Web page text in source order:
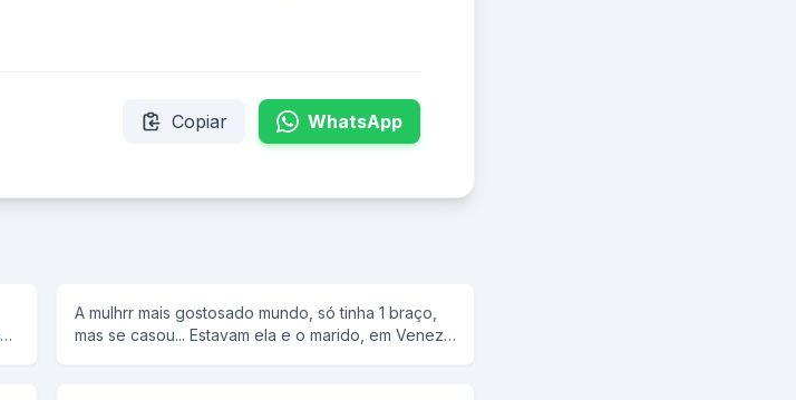
Copiar WhatsApp
A mulhrr mais gostosado mundo, só tinha 1 braço,
mas se casou... Estavam ela e o marido, em Veneza.